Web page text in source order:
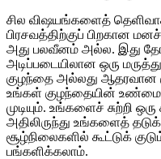
சில விஷயங்களைத்
பிரசவத்திற்குப் பிறகான
அது பலவீனம் அல்ல. இது
அடிப்படையிலான ஒரு
குழந்தை அல்லது ஆதரவான
உங்கள் குழந்தையின்
முடியும். உங்களைச் சுற்றி
அதிலிருந்து உங்களைத்
சூழ்நிலைகளில் கூட்டுக்
பங்களிக்கலாம்.